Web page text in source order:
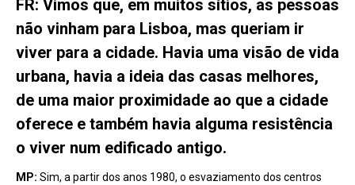
FR: Vimos que, em muitos sítios, as pessoas
não vinham para Lisboa, mas queriam ir
viver para a cidade. Havia uma visão de vida
urbana, havia a ideia das casas melhores,
de uma maior proximidade ao que a cidade
oferece e também havia alguma resistência
o viver num edificado antigo.
MP: Sim, a partir dos anos 1980, o esvaziamento dos centros